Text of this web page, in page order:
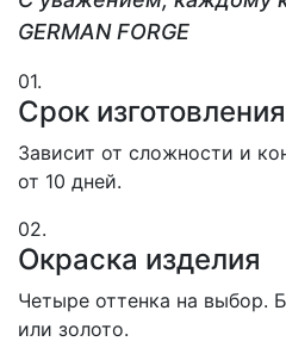
GERMAN FORGE
01.
Срок изготовления
Зависит от сложности и
от 10 дней.
02.
Окраска изделия
Четыре оттенка на выбор.
или золото.